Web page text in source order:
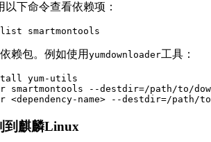
以下命令查看依赖项：
赖包。例如使用 yumdownloader工具：
yum-utils
smartmontools
--destdir=/path/to/
<dependency-name> --destdir=
到麒麟Linux